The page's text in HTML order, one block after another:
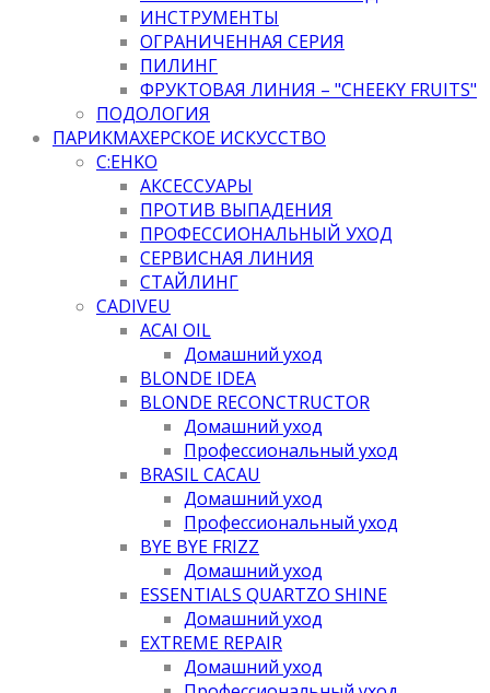
ИНСТРУМЕНТЫ
ОГРАНИЧЕННАЯ СЕРИЯ
ПИЛИНГ
ФРУКТОВАЯ ЛИНИЯ – "CHEEKY FRUITS"
ПОДОЛОГИЯ
ПАРИКМАХЕРСКОЕ ИСКУССТВО
C:EHKO
АКСЕССУАРЫ
ПРОТИВ ВЫПАДЕНИЯ
ПРОФЕССИОНАЛЬНЫЙ УХОД
СЕРВИСНАЯ ЛИНИЯ
СТАЙЛИНГ
CADIVEU
ACAI OIL
Домашний уход
BLONDE IDEA
BLONDE RECONCTRUCTOR
Домашний уход
Профессиональный уход
BRASIL CACAU
Домашний уход
Профессиональный уход
BYE BYE FRIZZ
Домашний уход
ESSENTIALS QUARTZO SHINE
Домашний уход
EXTREME REPAIR
Домашний уход